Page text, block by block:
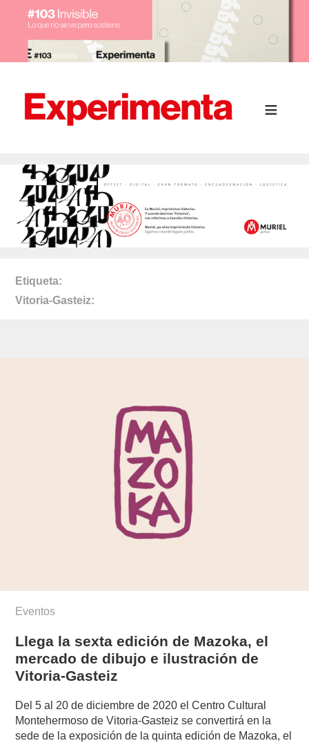
Etiqueta
Vitoria-Gasteiz
Eventos
Llega la sexta edición de Mazoka, el
mercado de dibujo e ilustración de
Vitoria-Gasteiz
Del 5 al 20 de diciembre de 2020 el Centro Cultural
Montehermoso de Vitoria-Gasteiz se convertirá en la
sede de la exposición de la quinta edición de Mazoka, el